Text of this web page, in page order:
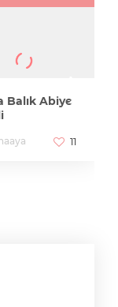
Balık Abiye
11